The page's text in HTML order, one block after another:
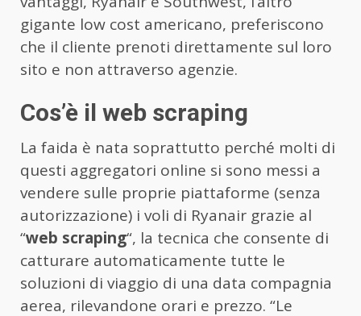
gigante low cost americano, preferiscono
che il cliente prenoti direttamente sul loro
sito e non attraverso agenzie.
Cos’è il web scraping
La faida è nata soprattutto perché molti di
questi aggregatori online si sono messi a
vendere sulle proprie piattaforme (senza
autorizzazione) i voli di Ryanair grazie al
“web scraping“, la tecnica che consente di
catturare automaticamente tutte le
soluzioni di viaggio di una data compagnia
aerea, rilevandone orari e prezzo. “Le